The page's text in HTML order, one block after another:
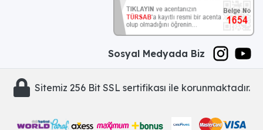
Sosyal Medyada Biz
Sitemiz 256 Bit SSL sertifikası ile korunmaktadır.